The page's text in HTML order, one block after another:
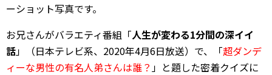
ーショット写真です。
お兄さんがバラエティ番組「人生が変わる1分間の深イイ
話」（日本テレビ系、2020年4月6日放送）で、「超ダンデ
ィーな男性の有名人弟さんは誰？ 」と題した密着クイズに